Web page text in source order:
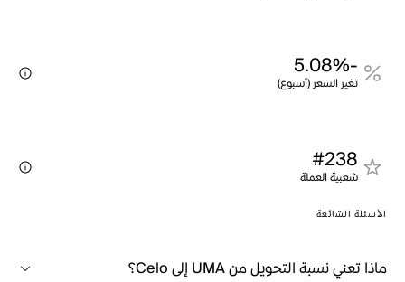
-5.08%
تغير السعر (أسبوع)
#238
شعبية العملة
الأسئلة الشائعة
ماذا تعني نسبة التحويل من UMA إلى Celo؟